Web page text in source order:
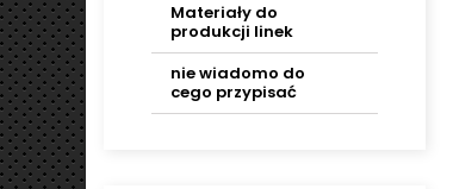
Materiały do
produkcji linek
nie wiadomo do
cego przypisać